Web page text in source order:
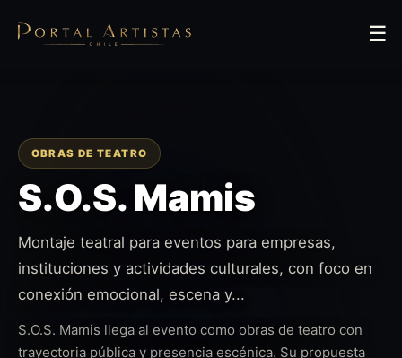
☰
OBRAS DE TEATRO
S.O.S. Mamis
Montaje teatral para eventos para empresas,
instituciones y actividades culturales, con foco en
conexión emocional, escena y...
S.O.S. Mamis llega al evento como obras de teatro con
trayectoria pública y presencia escénica. Su propuesta